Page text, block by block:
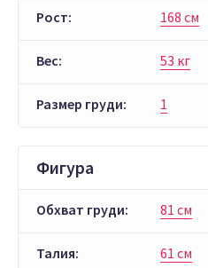
Рост: 168 см
Вес: 53 кг
Размер груди: 1
Фигура
Обхват груди: 81 см
Талия: 61 см